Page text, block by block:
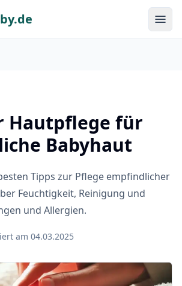
Hautpflege für
Babyhaut
Tipps zur Pflege empfindlicher
Feuchtigkeit, Reinigung und
und Allergien.
am 04.03.2025